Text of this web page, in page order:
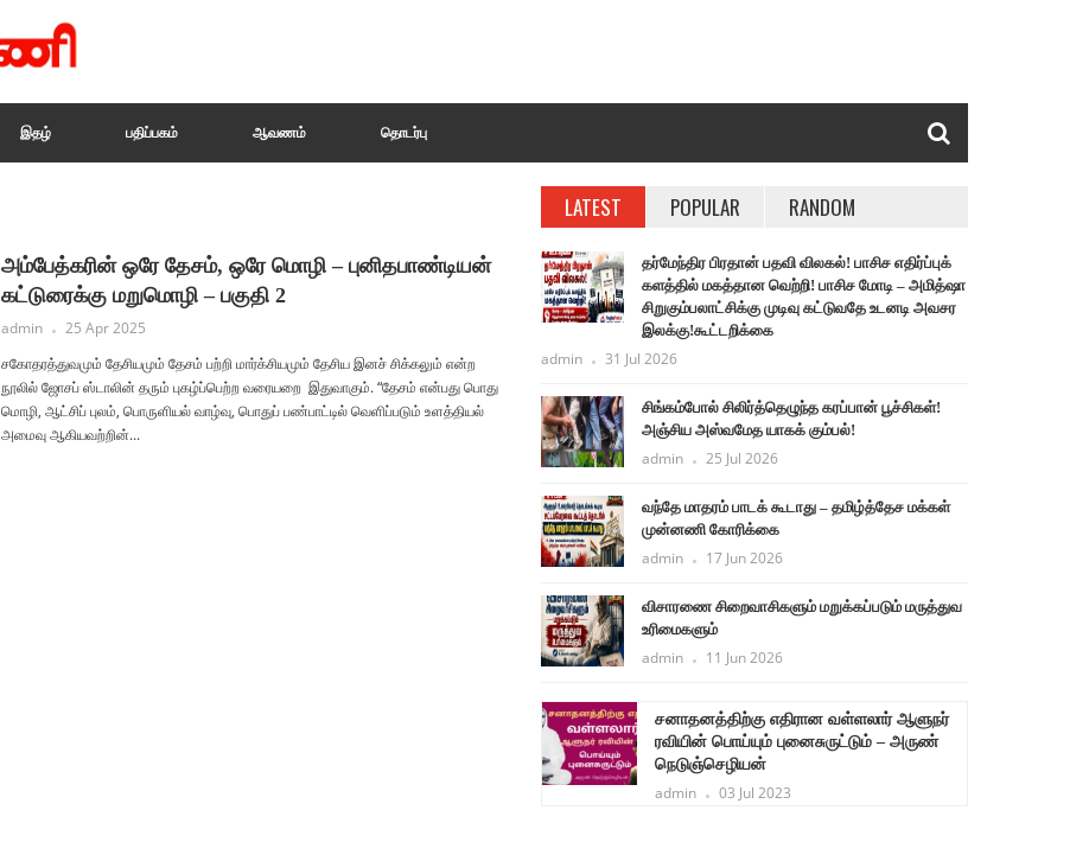
இதழ் பதிப்பகம் ஆவணம் தொடர்பு
அம்பேத்கரின் ஒரே தேசம், ஒரே மொழி – புனிதபாண்டியன்
கட்டுரைக்கு மறுமொழி – பகுதி 2
admin
25 Apr 2025
சகோதரத்துவமும் தேசியமும் தேசம் பற்றி மார்க்சியமும் தேசிய இனச் சிக்கலும் என்ற
நூலில் ஜோசப் ஸ்டாலின் தரும் புகழ்ப்பெற்ற வரையறை இதுவாகும். “தேசம் என்பது பொது
மொழி, ஆட்சிப் புலம், பொருளியல் வாழ்வு, பொதுப் பண்பாட்டில் வெளிப்படும் உளத்தியல்
அமைவு ஆகியவற்றின்...
LATEST POPULAR RANDOM
தர்மேந்திர பிரதான் பதவி விலகல்! பாசிச எதிர்ப்புக்
களத்தில் மகத்தான வெற்றி! பாசிச மோடி – அமித்ஷா
சிறுகும்பலாட்சிக்கு முடிவு கட்டுவதே உடனடி அவசர
இலக்கு!கூட்டறிக்கை
admin 31 Jul 2026
சிங்கம்போல் சிலிர்த்தெழுந்த கரப்பான் பூச்சிகள்!
அஞ்சிய அஸ்வமேத யாகக் கும்பல்!
admin 25 Jul 2026
வந்தே மாதரம் பாடக் கூடாது – தமிழ்த்தேச மக்கள்
முன்னணி கோரிக்கை
admin 17 Jun 2026
விசாரணை சிறைவாசிகளும் மறுக்கப்படும் மருத்துவ
உரிமைகளும்
admin 11 Jun 2026
சனாதனத்திற்கு எதிரான வள்ளலார் ஆளுநர்
ரவியின் பொய்யும் புனைசுருட்டும் – அருண்
தர்மேந்திர பிரதான் பதவி விலகல்! பாசிச
எதிர்ப்புக் களத்தில் மகத்தான வெற்றி!
பாசிச மோடி – அமித்ஷா சிறுகும்பலாட்சிக்கு
முடிவு கட்டுவதே உடனடி அவசர இலக்கு!